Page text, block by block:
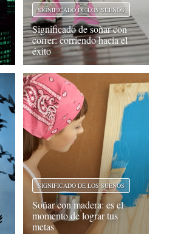
SIGNIFICADO DE LOS SUEÑOS
Significado de soñar con
correr: corriendo hacia el
éxito
SIGNIFICADO DE LOS SUEÑOS
Soñar con madera: es el
momento de lograr tus
metas